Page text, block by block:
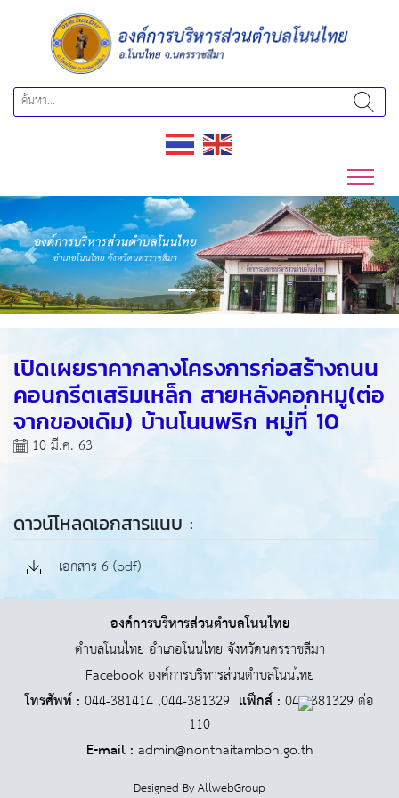
Previous Next
เปิดเผยราคากลางโครงการก่อสร้างถนน
คอนกรีตเสริมเหล็ก สายหลังคอกหมู(ต่อ
จากของเดิม) บ้านโนนพริก หมู่ที่ 10
10 มี.ค. 63
ดาวน์โหลดเอกสารแนบ :
เอกสาร 6 (pdf)
องค์การบริหารส่วนตำบลโนนไทย
ตำบลโนนไทย อำเภอโนนไทย จังหวัดนครราชสีมา
Facebook องค์การบริหารส่วนตำบลโนนไทย
โทรศัพท์ : 044-381414 ,044-381329 แฟ็กส์ : 044-381329 ต่อ
110
E-mail : admin@nonthaitambon.go.th
Designed ByAllwebGroup